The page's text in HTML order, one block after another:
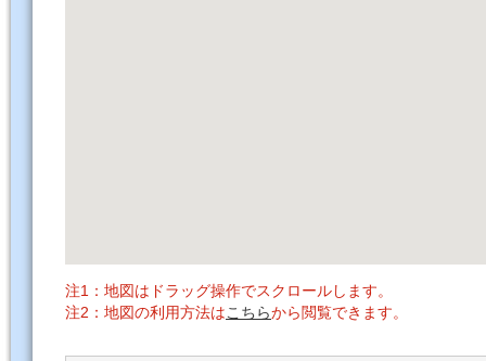
注1：地図はドラッグ操作でスクロールします。
注2：地図の利用方法はこちらから閲覧できます。